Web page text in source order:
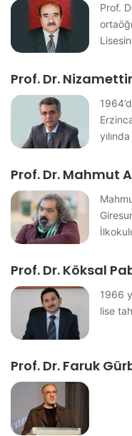
Prof.
Prof. Dr.
Prof. Dr. Mahmut
Prof. Dr. Köksal
1966
lise
Prof. Dr. Faruk